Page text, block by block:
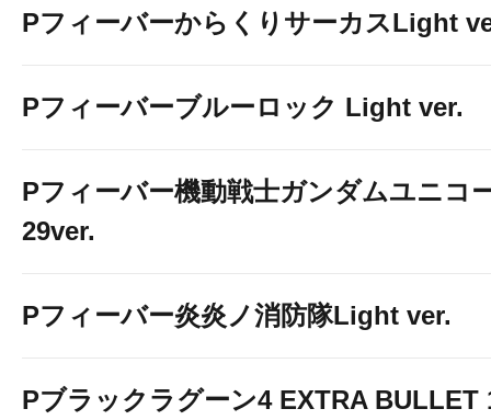
PフィーバーからくりサーカスLight
Pフィーバーブルーロック Light ver.
Pフィーバー機動戦士ガンダムユニコ
29ver.
Pフィーバー炎炎ノ消防隊Light ver.
Pブラックラグーン4 EXTRA BULLET